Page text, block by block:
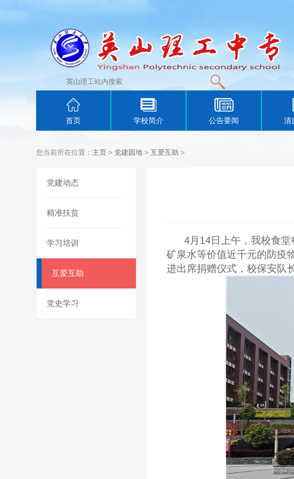
首页 学校简介 公告要闻 清
您当前所在位置： 主页 > 党建园地 > 互爱互助 >
党建动态
精准扶贫
学习培训
互爱互助
党史学习
4月14日上午，我校食
矿泉水等价值近千元的防疫
进出席捐赠仪式，校保安队